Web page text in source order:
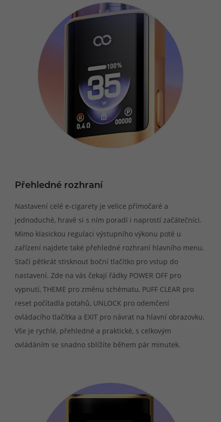
Přehledné rozhraní
Nastavení celé e-cigarety je velice přímočaré a
jednoduché, hravě si s ním poradí i naprostí začátečníci.
Mimo klasickou regulaci výstupního výkonu poté u
zařízení najdete také přehledné rozhraní hlavního menu.
Stačí pětkrát stisknout boční tlačítko pro vstup do
nastavení. Zde na vás čekají řádky POWER OFF pro
vypnutí, THEME pro změnu schématu, PUFF CLEAR pro
reset počítadla potahů, UNLOCK pro odemčení
ovládacího tlačítka a EXIT pro návrat na hlavní obrazovku.
Vše je rychlé, přehledné a praktické, s celkovým
ovládáním se snadno sblížíte během pár minutek.